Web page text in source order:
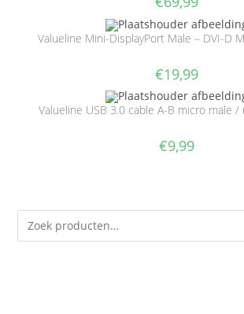
Valueline Mini-DisplayPort Male – DVI-D
€19,99
Valueline USB 3.0 cable A-B micro male
€9,99